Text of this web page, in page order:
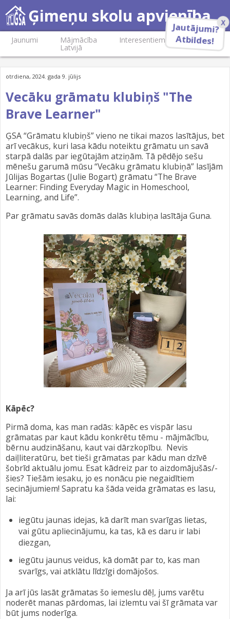
Ģimeņu skolu apvienība
Jaunumi Mājmācība
Latvijā
Interesentiem Biedriem
Jautājumi?
Atbildes!
X
otrdiena, 2024. gada 9. jūlijs
Vecāku grāmatu klubiņš "The
Brave Learner"
ĢSA “Grāmatu klubiņš” vieno ne tikai mazos lasītājus, bet
arī vecākus, kuri lasa kādu noteiktu grāmatu un savā
starpā dalās par iegūtajām atziņām. Tā pēdējo sešu
mēnešu garumā mūsu “Vecāku grāmatu klubiņā” lasījām
Jūlijas Bogartas (Julie Bogart) grāmatu “The Brave
Learner: Finding Everyday Magic in Homeschool,
Learning, and Life”.
Par grāmatu savās domās dalās klubiņa lasītāja Guna.
Kāpēc?
Pirmā doma, kas man radās: kāpēc es vispār lasu
grāmatas par kaut kādu konkrētu tēmu - mājmācību,
bērnu audzināšanu, kaut vai dārzkopību. Nevis
daiļliteratūru, bet tieši grāmatas par kādu man dzīvē
šobrīd aktuālu jomu. Esat kādreiz par to aizdomājušās/-
šies? Tiešām iesaku, jo es nonācu pie negaidītiem
secinājumiem! Sapratu ka šāda veida grāmatas es lasu,
lai:
iegūtu jaunas idejas, kā darīt man svarīgas lietas,
vai gūtu apliecinājumu, ka tas, kā es daru ir labi
diezgan,
iegūtu jaunus veidus, kā domāt par to, kas man
svarīgs, vai atklātu līdzīgi domājošos.
Ja arī jūs lasāt grāmatas šo iemeslu dēļ, jums varētu
noderēt manas pārdomas, lai izlemtu vai šī grāmata var
būt jums noderīga.